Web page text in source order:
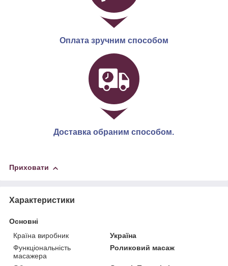
Оплата зручним способом
Доставка обраним способом.
Приховати
Характеристики
Основні
Країна виробник
Україна
Функціональність
масажера
Роликовий масаж